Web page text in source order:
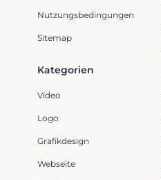
Nutzungsbedingungen
Sitemap
Kategorien
Video
Logo
Grafikdesign
Webseite